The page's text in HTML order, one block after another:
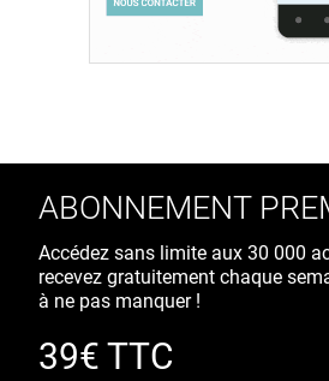
ABONNEMENT
Accédez sans limite aux 30 000
recevez gratuitement chaque
à ne pas manquer !
39€ TTC